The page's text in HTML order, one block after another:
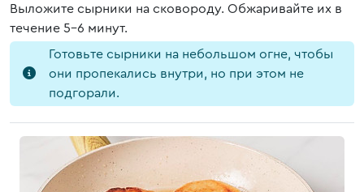
Выложите сырники на сковороду. Обжаривайте их в
течение 5-6 минут.
Готовьте сырники на небольшом огне, чтобы
они пропекались внутри, но при этом не
подгорали.